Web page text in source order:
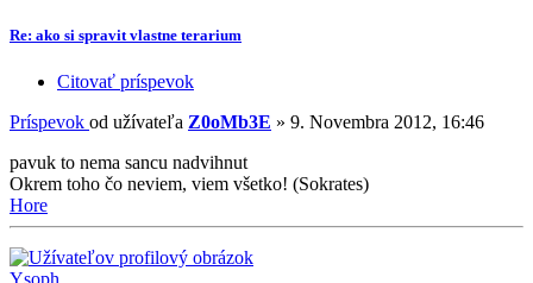
Re: ako si spravit vlastne terarium
Citovať príspevok
Príspevok od užívateľa Z0oMb3E » 9. Novembra 2012, 16:46
pavuk to nema sancu nadvihnut
Okrem toho čo neviem, viem všetko! (Sokrates)
Hore
Ysoph